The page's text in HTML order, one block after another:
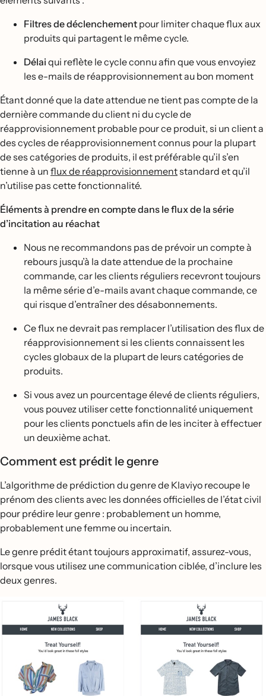
Filtres de déclenchement pour limiter chaque flux aux
produits qui partagent le même cycle.
Délai qui reflète le cycle connu afin que vous envoyiez
les e-mails de réapprovisionnement au bon moment
Étant donné que la date attendue ne tient pas compte de la
dernière commande du client ni du cycle de
réapprovisionnement probable pour ce produit, si un client a
des cycles de réapprovisionnement connus pour la plupart
de ses catégories de produits, il est préférable qu’il s’en
tienne à un flux de réapprovisionnementstandard et qu’il
n’utilise pas cette fonctionnalité.
Éléments à prendre en compte dans le flux de la série
d’incitation au réachat
Nous ne recommandons pas de prévoir un compte à
rebours jusqu’à la date attendue de la prochaine
commande, car les clients réguliers recevront toujours
la même série d’e-mails avant chaque commande, ce
qui risque d’entraîner des désabonnements.
Ce flux ne devrait pas remplacer l’utilisation des flux de
réapprovisionnement si les clients connaissent les
cycles globaux de la plupart de leurs catégories de
produits.
Si vous avez un pourcentage élevé de clients réguliers,
vous pouvez utiliser cette fonctionnalité uniquement
pour les clients ponctuels afin de les inciter à effectuer
un deuxième achat.
Comment est prédit le genre
L’algorithme de prédiction du genre de Klaviyo recoupe le
prénom des clients avec les données officielles de l’état civil
pour prédire leur genre : probablement un homme,
probablement une femme ou incertain.
Le genre prédit étant toujours approximatif, assurez-vous,
lorsque vous utilisez une communication ciblée, d’inclure les
deux genres.